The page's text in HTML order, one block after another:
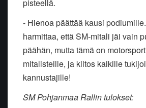
pisteellä.
- Hienoa päättää kausi
harmittaa, että SM-mitali jäi vain
päähän, mutta tämä on
mitalisteille, ja kiitos kaikille
kannustajille!
SM Pohjanmaa Rallin tulokset: